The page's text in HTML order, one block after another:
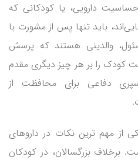
دارویی، یا کودکانی که
باید تنها پس از مشورت با
والدینی هستند که پرسش
کودک را بر هر چیز دیگری مقدم
سپری دفاعی برای محافظت از
از مهم ترین نکات در داروهای
برخلاف بزرگسالان، در کودکان